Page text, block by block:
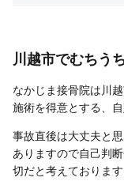
川越市でむちう
なかじま接骨院は川
施術を得意とする、
事故直後は大丈夫と
ありますので自己判
切だと考えております